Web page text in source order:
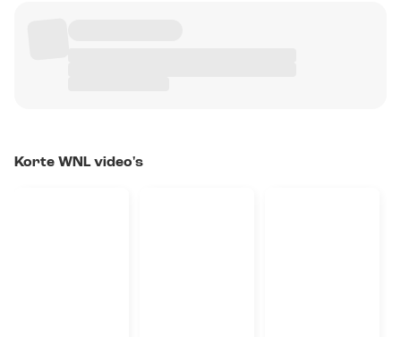
Korte WNL video's